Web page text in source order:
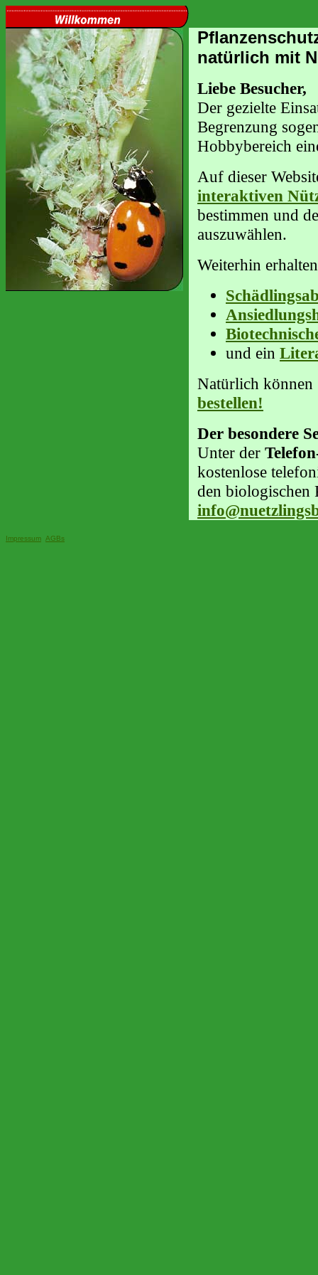
natürlich mit
Liebe Besucher,
Der gezielte
Begrenzung
Hobbybereich
Auf dieser
interaktiven
bestimmen und
auszuwählen.
Weiterhin
und ein
Natürlich
bestellen!
Der besondere
Unter der
kostenlose
den biologischen
Impressum AGBs